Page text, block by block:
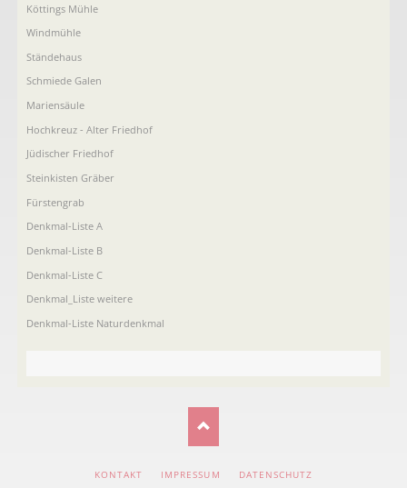
Köttings Mühle
Windmühle
Ständehaus
Schmiede Galen
Mariensäule
Hochkreuz - Alter Friedhof
Jüdischer Friedhof
Steinkisten Gräber
Fürstengrab
Denkmal-Liste A
Denkmal-Liste B
Denkmal-Liste C
Denkmal_Liste weitere
Denkmal-Liste Naturdenkmal
KONTAKT IMPRESSUM DATENSCHUTZ